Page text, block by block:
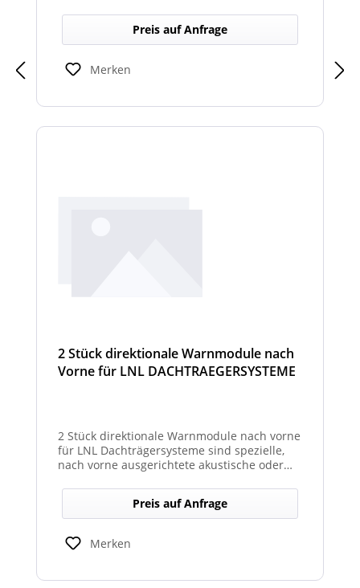
Dachträger, die in Richtung Heck gezielte
Warnsignale abgeben. Sie verbessern die
Sicht- und Hörbarkeit von Warnhinweisen
für den rückwärtigen Bereich und erhöhen
so die Sicherheit bei Rangier- oder
Preis auf Anfrage
Merken
2 Stück direktionale Warnmodule nach
Vorne für LNL DACHTRAEGERSYSTEME
2 Stück direktionale Warnmodule nach vorne
für LNL Dachträgersysteme sind spezielle,
nach vorne ausgerichtete akustische oder
montiert werden, um in Fahrtrichtung
gezielte Warnsignale auszugeben. Sie
erhöhen die Sicht- und Hörbarkeit kritischer
Hinweise für Fahrer und Umfeld und sind
kompatibel mit den LNL-Trägersystemen zur
Einsatzfahrten.
Preis auf Anfrage
Merken